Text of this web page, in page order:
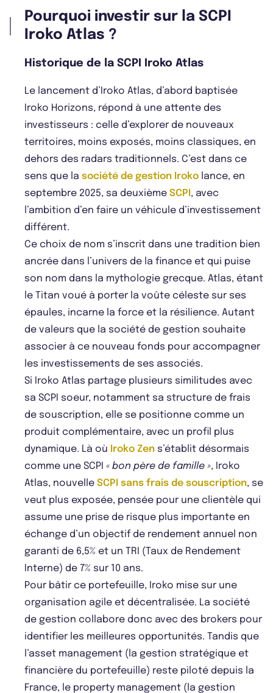
Pourquoi investir sur la SCPI
Iroko Atlas ?
Historique de la SCPI Iroko Atlas
Le lancement d’Iroko Atlas, d’abord baptisée
Iroko Horizons, répond à une attente des
investisseurs : celle d’explorer de nouveaux
territoires, moins exposés, moins classiques, en
dehors des radars traditionnels. C’est dans ce
sens que la société de gestion Iroko lance, en
septembre 2025, sa deuxième SCPI, avec
l’ambition d’en faire un véhicule d’investissement
différent.
Ce choix de nom s’inscrit dans une tradition bien
ancrée dans l’univers de la finance et qui puise
son nom dans la mythologie grecque. Atlas, étant
le Titan voué à porter la voûte céleste sur ses
épaules, incarne la force et la résilience. Autant
de valeurs que la société de gestion souhaite
associer à ce nouveau fonds pour accompagner
les investissements de ses associés.
Si Iroko Atlas partage plusieurs similitudes avec
sa SCPI soeur, notamment sa structure de frais
de souscription, elle se positionne comme un
produit complémentaire, avec un profil plus
dynamique. Là où Iroko Zen s’établit désormais
comme une SCPI « bon père de famille », Iroko
Atlas, nouvelle SCPI sans frais de souscription, se
veut plus exposée, pensée pour une clientèle qui
assume une prise de risque plus importante en
échange d’un objectif de rendement annuel non
garanti de 6,5% et un TRI (Taux de Rendement
Interne) de 7% sur 10 ans.
Pour bâtir ce portefeuille, Iroko mise sur une
organisation agile et décentralisée. La société
de gestion collabore donc avec des brokers pour
identifier les meilleures opportunités. Tandis que
l’asset management (la gestion stratégique et
financière du portefeuille) reste piloté depuis la
France, le property management (la gestion